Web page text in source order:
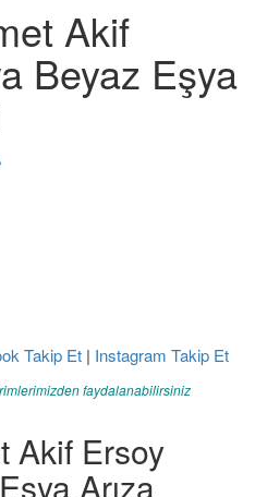
Akif
Beyaz Eşya
Takip Et| Instagram Takip Et
faydalanabilirsiniz
Akif Ersoy
Arıza